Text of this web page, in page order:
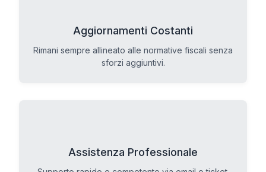
Aggiornamenti Costanti
Rimani sempre allineato alle normative fiscali senza
sforzi aggiuntivi.
Assistenza Professionale